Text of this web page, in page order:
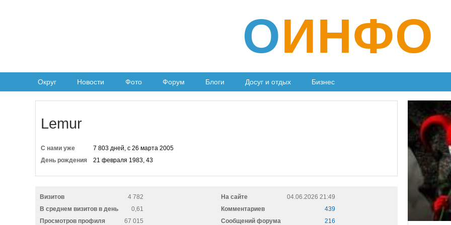
ОИНФО
Округ Новости Фото Форум Блоги Досуг и отдых Бизнес
Lemur
С нами уже
7 803 дней, с 26 марта 2005
День рождения
21 февраля 1983, 43
Визитов
4 782
В среднем визитов в день
0,61
Просмотров профиля
67 015
На сайте
04.06.2026 21:49
Комментариев
439
Cообщений форума
216